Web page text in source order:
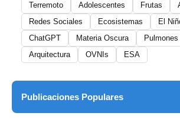
Terremoto
Adolescentes Frutas
Redes Sociales
Ecosistemas El
ChatGPT
Materia Oscura Pulmones
Arquitectura
OVNIs ESA
Publicaciones Populares